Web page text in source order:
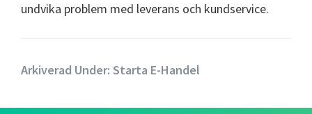
undvika problem med leverans och kundservice.
Arkiverad Under: Starta E-Handel